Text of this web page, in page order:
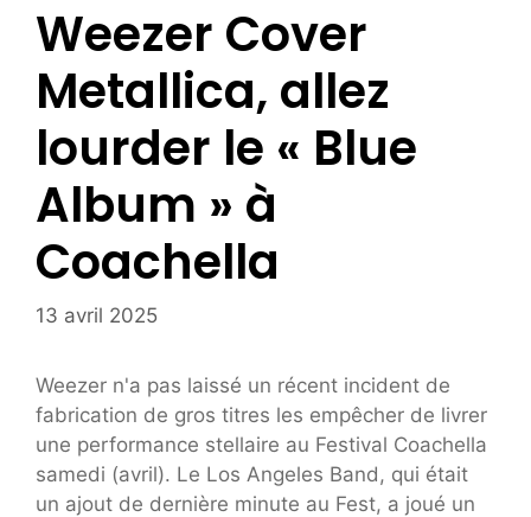
Weezer Cover
Metallica, allez
lourder le « Blue
Album » à
Coachella
13 avril 2025
Weezer n'a pas laissé un récent incident de
fabrication de gros titres les empêcher de livrer
une performance stellaire au Festival Coachella
samedi (avril). Le Los Angeles Band, qui était
un ajout de dernière minute au Fest, a joué un